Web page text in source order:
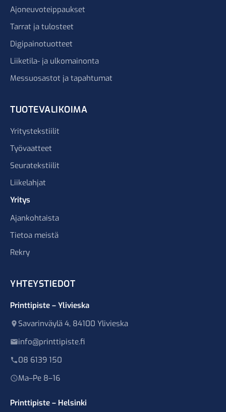
Ajoneuvoteippaukset
Tarrat ja tulosteet
Digipainotuotteet
Liiketila- ja ulkomainonta
Messuosastot ja tapahtumat
TUOTEVALIKOIMA
Yritystekstiilit
Työvaatteet
Seuratekstiilit
Liikelahjat
Yritys
Ajankohtaista
Tietoa meistä
Rekry
YHTEYSTIEDOT
Printtipiste – Ylivieska
Savarinväylä 4, 84100 Ylivieska
info@printtipiste.fi
08 6139 150
Ma–Pe 8–16
Printtipiste – Helsinki